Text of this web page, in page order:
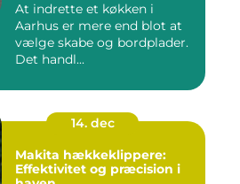
At indrette et køkken i
Aarhus er mere end blot at
vælge skabe og bordplader.
Det handl...
14. dec
Makita hækkeklippere:
Effektivitet og præcision i